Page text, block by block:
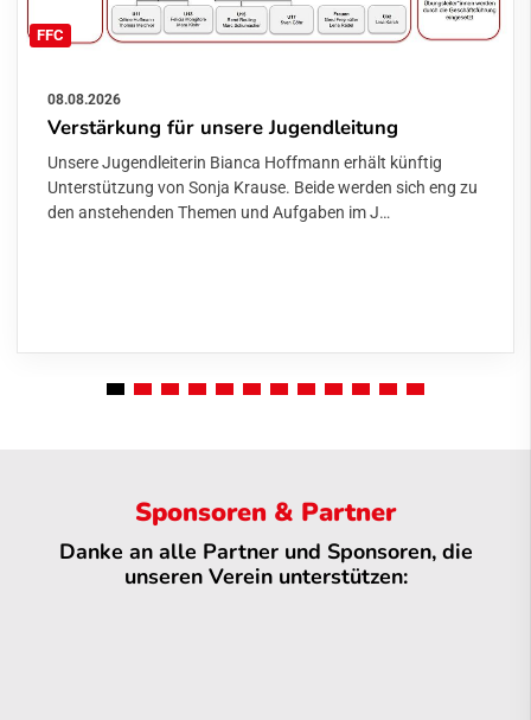
FFC
08.08.2026
Verstärkung für unsere Jugendleitung
Unsere Jugendleiterin Bianca Hoffmann erhält künftig
Unterstützung von Sonja Krause. Beide werden sich eng zu
den anstehenden Themen und Aufgaben im J…
Sponsoren & Partner
Danke an alle Partner und Sponsoren, die
unseren Verein unterstützen: